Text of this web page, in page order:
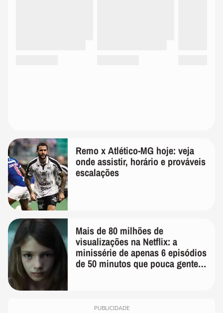
Remo x Atlético-MG hoje: veja
onde assistir, horário e prováveis
escalações
Mais de 80 milhões de
visualizações na Netflix: a
minissérie de apenas 6 episódios
de 50 minutos que pouca gente
PUBLICIDADE